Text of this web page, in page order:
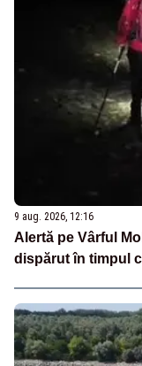
9 aug. 2026, 12:16
Alertă pe Vârful
dispărut în timpul